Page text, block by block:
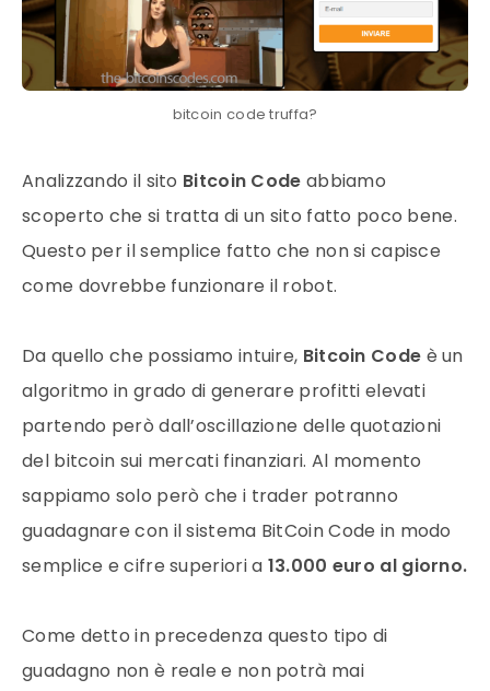
bitcoin code truffa?
Analizzando il sito Bitcoin Code abbiamo
scoperto che si tratta di un sito fatto poco bene.
Questo per il semplice fatto che non si capisce
come dovrebbe funzionare il robot.
Da quello che possiamo intuire, Bitcoin Code è un
algoritmo in grado di generare profitti elevati
partendo però dall’oscillazione delle quotazioni
del bitcoin sui mercati finanziari. Al momento
sappiamo solo però che i trader potranno
guadagnare con il sistema BitCoin Code in modo
semplice e cifre superiori a 13.000 euro al giorno.
Come detto in precedenza questo tipo di
guadagno non è reale e non potrà mai